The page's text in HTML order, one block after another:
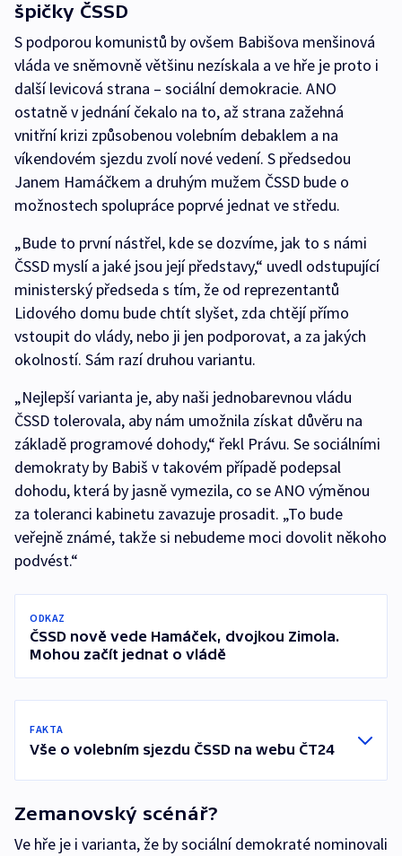
špičky ČSSD
S podporou komunistů by ovšem Babišova menšinová
vláda ve sněmovně většinu nezískala a ve hře je proto i
další levicová strana – sociální demokracie. ANO
ostatně v jednání čekalo na to, až strana zažehná
vnitřní krizi způsobenou volebním debaklem a na
víkendovém sjezdu zvolí nové vedení. S předsedou
Janem Hamáčkem a druhým mužem ČSSD bude o
možnostech spolupráce poprvé jednat ve středu.
„Bude to první nástřel, kde se dozvíme, jak to s námi
ČSSD myslí a jaké jsou její představy,“ uvedl odstupující
ministerský předseda s tím, že od reprezentantů
Lidového domu bude chtít slyšet, zda chtějí přímo
vstoupit do vlády, nebo ji jen podporovat, a za jakých
okolností. Sám razí druhou variantu.
„Nejlepší varianta je, aby naši jednobarevnou vládu
ČSSD tolerovala, aby nám umožnila získat důvěru na
základě programové dohody,“ řekl Právu. Se sociálními
demokraty by Babiš v takovém případě podepsal
dohodu, která by jasně vymezila, co se ANO výměnou
za toleranci kabinetu zavazuje prosadit. „To bude
veřejně známé, takže si nebudeme moci dovolit někoho
podvést.“
ODKAZ
ČSSD nově vede Hamáček, dvojkou Zimola.
Mohou začít jednat o vládě
FAKTA
Vše o volebním sjezdu ČSSD na webu ČT24
Zemanovský scénář?
Ve hře je i varianta, že by sociální demokraté nominovali